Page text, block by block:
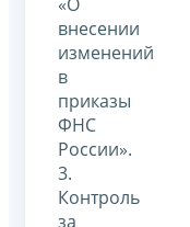
внесении
изменений
в
приказы
ФНС
России».
3.
Контроль
за